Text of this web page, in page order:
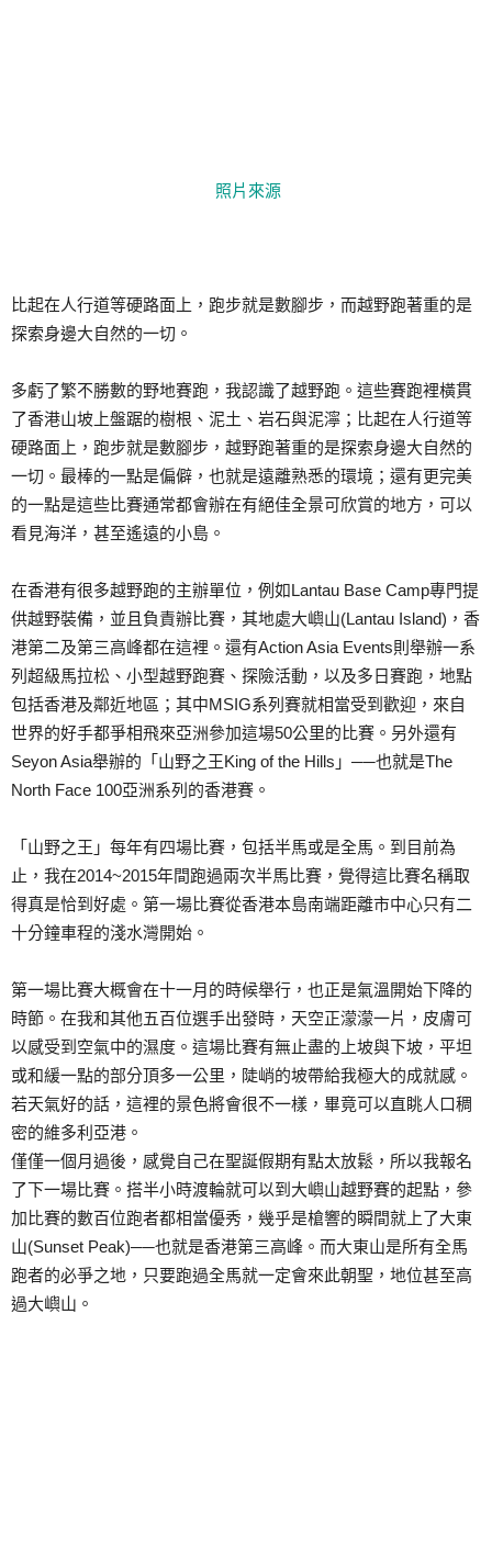
照片來源
比起在人行道等硬路面上，跑步就是數腳步，而越野跑著重的是
探索身邊大自然的一切。
多虧了繁不勝數的野地賽跑，我認識了越野跑。這些賽跑裡橫貫
了香港山坡上盤踞的樹根、泥土、岩石與泥濘；比起在人行道等
硬路面上，跑步就是數腳步，越野跑著重的是探索身邊大自然的
一切。最棒的一點是偏僻，也就是遠離熟悉的環境；還有更完美
的一點是這些比賽通常都會辦在有絕佳全景可欣賞的地方，可以
看見海洋，甚至遙遠的小島。
在香港有很多越野跑的主辦單位，例如Lantau Base Camp專門提
供越野裝備，並且負責辦比賽，其地處大嶼山(Lantau Island)，香
港第二及第三高峰都在這裡。還有Action Asia Events則舉辦一系
列超級馬拉松、小型越野跑賽、探險活動，以及多日賽跑，地點
包括香港及鄰近地區；其中MSIG系列賽就相當受到歡迎，來自
世界的好手都爭相飛來亞洲參加這場50公里的比賽。另外還有
Seyon Asia舉辦的「山野之王King of the Hills」──也就是The
North Face 100亞洲系列的香港賽。
「山野之王」每年有四場比賽，包括半馬或是全馬。到目前為
止，我在2014~2015年間跑過兩次半馬比賽，覺得這比賽名稱取
得真是恰到好處。第一場比賽從香港本島南端距離市中心只有二
十分鐘車程的淺水灣開始。
第一場比賽大概會在十一月的時候舉行，也正是氣溫開始下降的
時節。在我和其他五百位選手出發時，天空正濛濛一片，皮膚可
以感受到空氣中的濕度。這場比賽有無止盡的上坡與下坡，平坦
或和緩一點的部分頂多一公里，陡峭的坡帶給我極大的成就感。
若天氣好的話，這裡的景色將會很不一樣，畢竟可以直眺人口稠
密的維多利亞港。
僅僅一個月過後，感覺自己在聖誕假期有點太放鬆，所以我報名
了下一場比賽。搭半小時渡輪就可以到大嶼山越野賽的起點，參
加比賽的數百位跑者都相當優秀，幾乎是槍響的瞬間就上了大東
山(Sunset Peak)──也就是香港第三高峰。而大東山是所有全馬
跑者的必爭之地，只要跑過全馬就一定會來此朝聖，地位甚至高
過大嶼山。